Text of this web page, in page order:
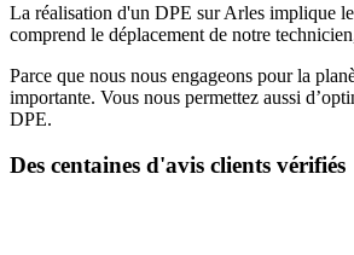
La réalisation d'un DPE sur Arles implique
comprend le déplacement de notre
Parce que nous nous engageons pour la
importante. Vous nous permettez aussi
DPE.
Des centaines d'avis clients vérifiés